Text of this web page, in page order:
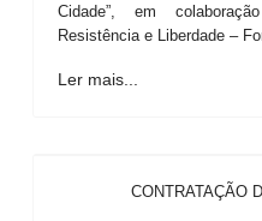
Cidade”, em
Resistência e Liberdade –
Ler mais...
CONTRATAÇÃO